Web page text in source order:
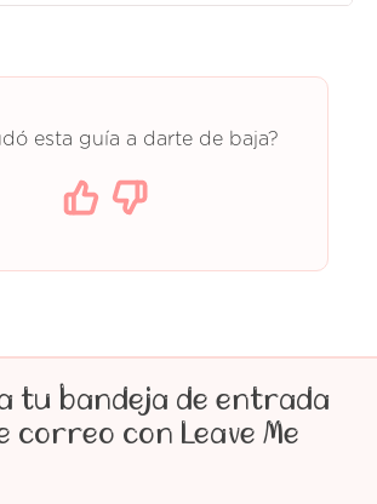
esta guía a darte de baja?
tu bandeja de entrada
correo con Leave Me